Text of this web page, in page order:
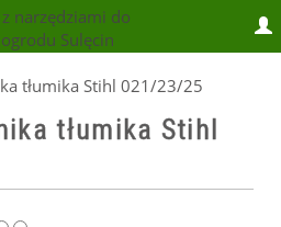
tłumika Stihl